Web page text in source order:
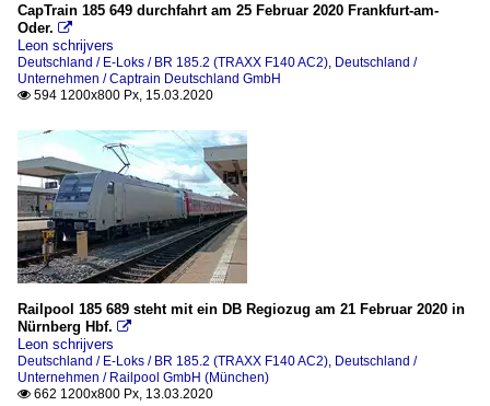
CapTrain 185 649 durchfahrt am 25 Februar 2020 Frankfurt-am-
Oder. 
Leon schrijvers
Deutschland / E-Loks / BR 185.2 (TRAXX F140 AC2) Deutschland /
Unternehmen / Captrain Deutschland GmbH
 594 1200x800 Px, 15.03.2020
Railpool 185 689 steht mit ein DB Regiozug am 21 Februar 2020 in
Nürnberg Hbf. 
Leon schrijvers
Deutschland / E-Loks / BR 185.2 (TRAXX F140 AC2) Deutschland /
Unternehmen / Railpool GmbH (München)
 662 1200x800 Px, 13.03.2020